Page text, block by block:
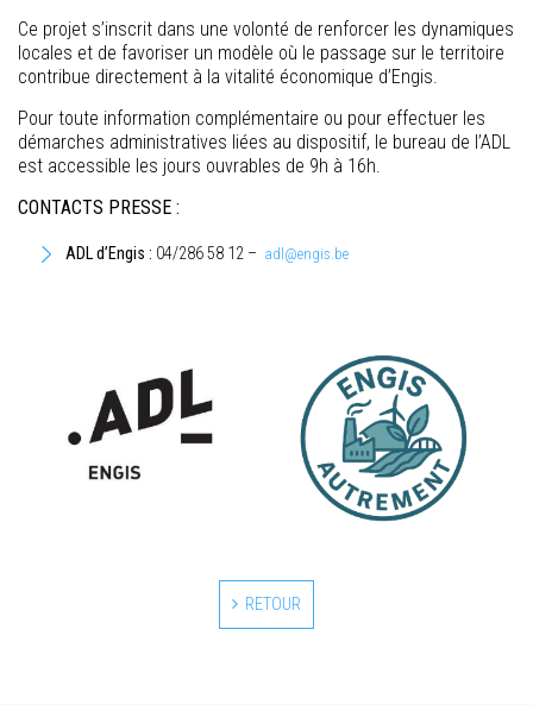
Ce projet s’inscrit dans une volonté de renforcer les dynamiques
locales et de favoriser un modèle où le passage sur le territoire
contribue directement à la vitalité économique d’Engis.
Pour toute information complémentaire ou pour effectuer les
démarches administratives liées au dispositif, le bureau de l’ADL
est accessible les jours ouvrables de 9h à 16h.
CONTACTS PRESSE :
ADL d’Engis : 04/286 58 12 – adl@engis.be
RETOUR